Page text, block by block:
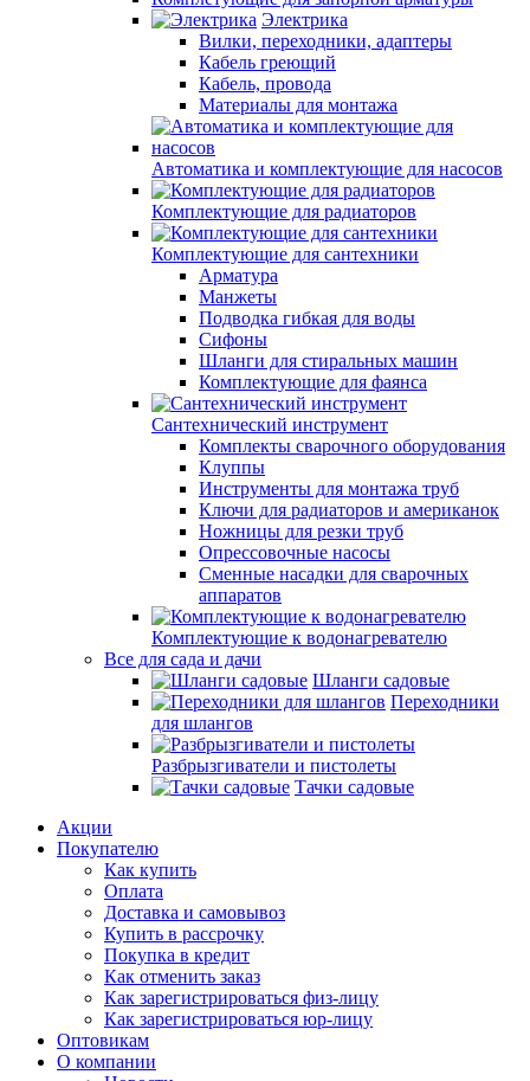
Электрика
Вилки, переходники, адаптеры
Кабель греющий
Кабель, провода
Материалы для монтажа
Автоматика и комплектующие для насосов
Комплектующие для радиаторов
Комплектующие для сантехники
Арматура
Манжеты
Подводка гибкая для воды
Сифоны
Шланги для стиральных машин
Комплектующие для фаянса
Сантехнический инструмент
Комплекты сварочного оборудования
Клуппы
Инструменты для монтажа труб
Ключи для радиаторов и американок
Ножницы для резки труб
Опрессовочные насосы
Сменные насадки для сварочных
аппаратов
Комплектующие к водонагревателю
Все для сада и дачи
Шланги садовые
Переходники
для шлангов
Разбрызгиватели и пистолеты
Тачки садовые
Акции
Покупателю
Как купить
Оплата
Доставка и самовывоз
Купить в рассрочку
Покупка в кредит
Как отменить заказ
Как зарегистрироваться физ-лицу
Как зарегистрироваться юр-лицу
Оптовикам
О компании